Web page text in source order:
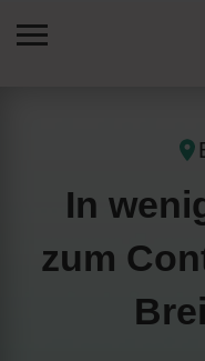
In
zum